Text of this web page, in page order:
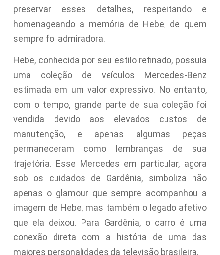
preservar esses detalhes, respeitando e
homenageando a memória de Hebe, de quem
sempre foi admiradora.
Hebe, conhecida por seu estilo refinado, possuía
uma coleção de veículos Mercedes-Benz
estimada em um valor expressivo. No entanto,
com o tempo, grande parte de sua coleção foi
vendida devido aos elevados custos de
manutenção, e apenas algumas peças
permaneceram como lembranças de sua
trajetória. Esse Mercedes em particular, agora
sob os cuidados de Gardênia, simboliza não
apenas o glamour que sempre acompanhou a
imagem de Hebe, mas também o legado afetivo
que ela deixou. Para Gardênia, o carro é uma
conexão direta com a história de uma das
maiores personalidades da televisão brasileira.